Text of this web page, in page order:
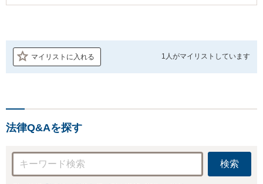
マイリストに入れる 1人がマイリストしています
法律Q&Aを探す
検索